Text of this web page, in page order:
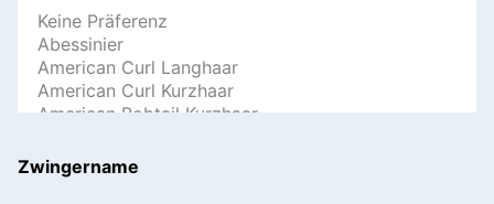
Zwingername